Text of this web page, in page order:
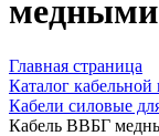
Главная страница
Каталог
Кабели силовые
Кабель ВВБГ